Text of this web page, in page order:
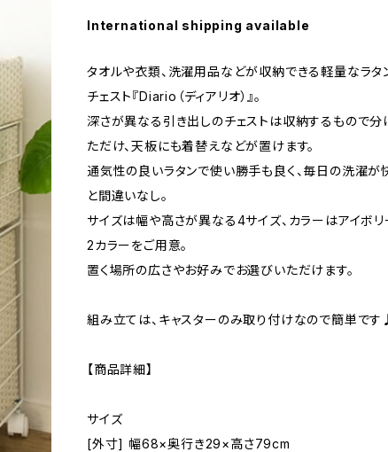
International shipping available
タオルや衣類、洗濯用品などが収納できる軽量なラタ
チェスト『Diario（ディアリオ）』。
深さが異なる引き出しのチェストは収納するもので分
ただけ、天板にも着替えなどが置けます。
通気性の良いラタンで使い勝手も良く、毎日の洗濯が
と間違いなし。
サイズは幅や高さが異なる4サイズ、カラーはアイボ
2カラーをご用意。
置く場所の広さやお好みでお選びいただけます。
組み立ては、キャスターのみ取り付けなので簡単です
【商品詳細】
サイズ
[外寸] 幅68×奥行き29×高さ79cm